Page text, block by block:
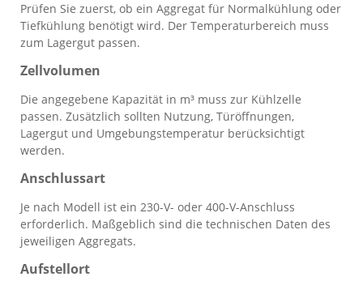
Prüfen Sie zuerst, ob ein Aggregat für Normalkühlung oder
Tiefkühlung benötigt wird. Der Temperaturbereich muss
zum Lagergut passen.
Zellvolumen
Die angegebene Kapazität in m³ muss zur Kühlzelle
passen. Zusätzlich sollten Nutzung, Türöffnungen,
Lagergut und Umgebungstemperatur berücksichtigt
werden.
Anschlussart
Je nach Modell ist ein 230-V- oder 400-V-Anschluss
erforderlich. Maßgeblich sind die technischen Daten des
jeweiligen Aggregats.
Aufstellort